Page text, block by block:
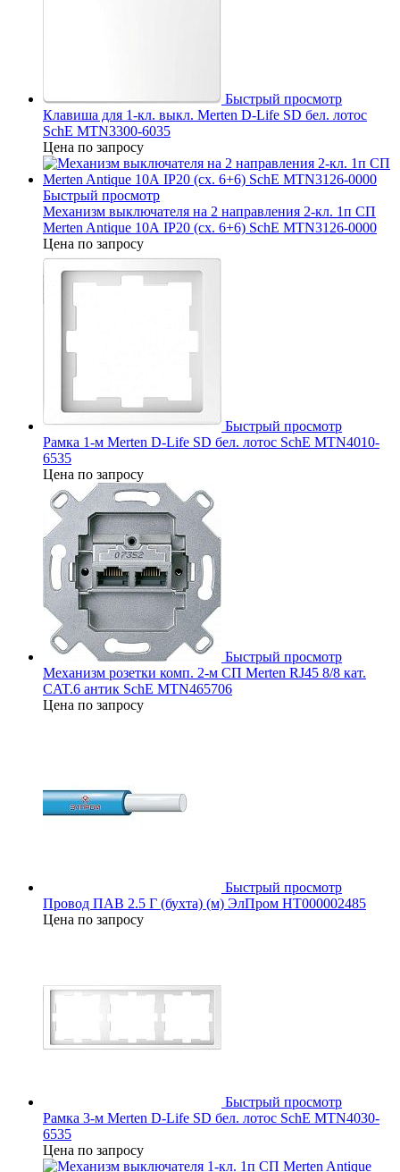
Быстрый просмотр
Клавиша для 1-кл. выкл. Merten D-Life SD бел. лотос
SchE MTN3300-6035
Цена по запросу
Быстрый просмотр
Механизм выключателя на 2 направления 2-кл. 1п СП
Merten Antique 10А IP20 (сх. 6+6) SchE MTN3126-0000
Цена по запросу
Быстрый просмотр
Рамка 1-м Merten D-Life SD бел. лотос SchE MTN4010-
6535
Цена по запросу
Быстрый просмотр
Механизм розетки комп. 2-м СП Merten RJ45 8/8 кат.
CAT.6 антик SchE MTN465706
Цена по запросу
Быстрый просмотр
Провод ПАВ 2.5 Г (бухта) (м) ЭлПром НТ000002485
Цена по запросу
Быстрый просмотр
Рамка 3-м Merten D-Life SD бел. лотос SchE MTN4030-
6535
Цена по запросу